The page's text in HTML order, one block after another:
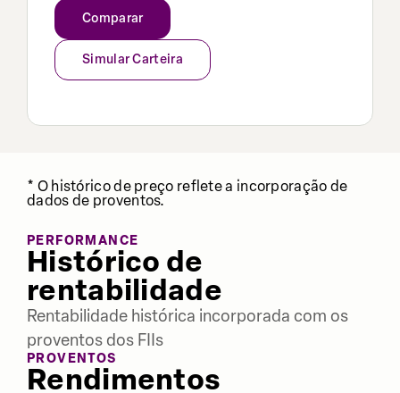
Comparar
Simular Carteira
* O histórico de preço reflete a incorporação de
dados de proventos.
PERFORMANCE
Histórico de
rentabilidade
Rentabilidade histórica incorporada com os
proventos dos FIIs
PROVENTOS
Rendimentos